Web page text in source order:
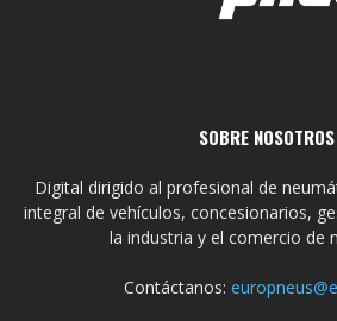
SOBRE NOSOTROS
Digital dirigido al profesional de
integral de vehículos, concesionarios,
la industria y el comercio de
Contáctanos: